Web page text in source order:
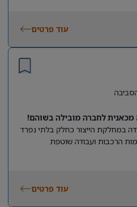
פנימיים במדור
לפרטים
מחשב
בצוות
עוד פרטים
במחלקת הייצור כחלק בלתי נפרד
הרכבות ועבודה שוטפת
עוד פרטים